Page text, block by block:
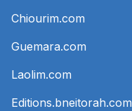
Chiourim.com
Guemara.com
Laolim.com
Editions.bneitorah.com